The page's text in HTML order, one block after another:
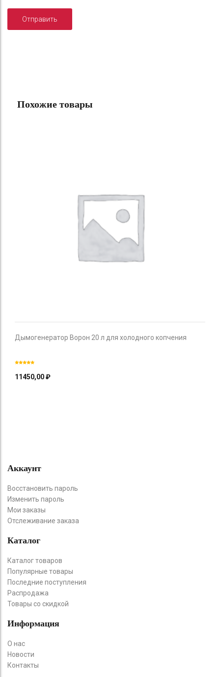
Похожие товары
Дымогенератор Ворон 20 л для холодного копчения
11450,00₽
Аккаунт
Восстановить пароль
Изменить пароль
Мои заказы
Отслеживание заказа
Каталог
Каталог товаров
Популярные товары
Последние поступления
Распродажа
Товары со скидкой
Информация
О нас
Новости
Контакты